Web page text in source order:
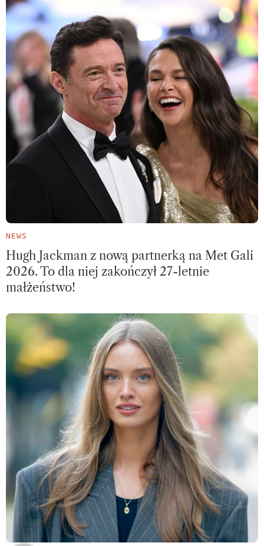
NEWS
Hugh Jackman z nową partnerką na Met Gali
2026. To dla niej zakończył 27-letnie
małżeństwo!